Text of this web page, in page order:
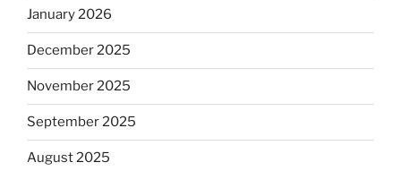
January 2026
December 2025
November 2025
September 2025
August 2025